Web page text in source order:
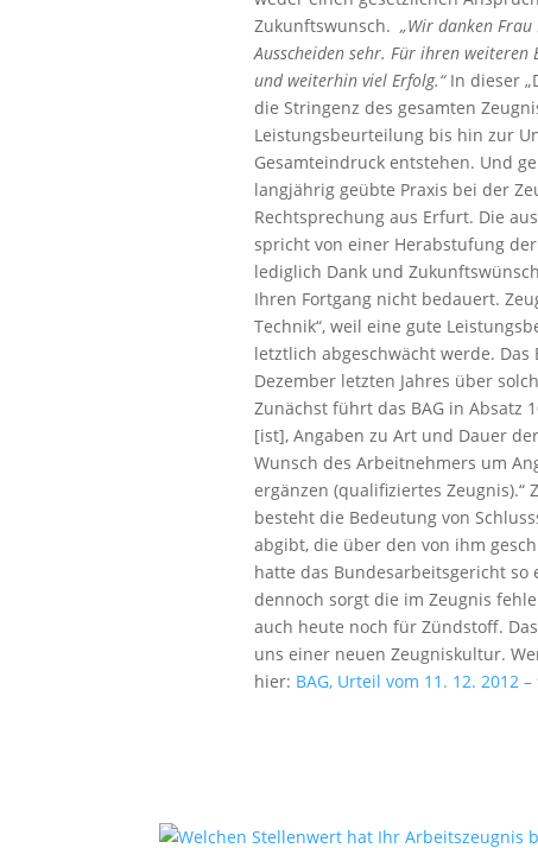
Zukunftswunsch. „Wir danken
Ausscheiden sehr. Für ihren weiteren
und weiterhin viel Erfolg.“In dieser
die Stringenz des gesamten
Leistungsbeurteilung bis hin zur
Gesamteindruck entstehen. Und
langjährig geübte Praxis bei der
Rechtsprechung aus Erfurt. Die
spricht von einer Herabstufung der
lediglich Dank und
Ihren Fortgang nicht bedauert.
Technik“, weil eine gute
letztlich abgeschwächt werde.
Dezember letzten Jahres über
Zunächst führt das BAG in Absatz
[ist], Angaben zu Art und Dauer
Wunsch des Arbeitnehmers um
ergänzen (qualifiziertes Zeugnis).“
besteht die Bedeutung von
abgibt, die über den von ihm
hatte das Bundesarbeitsgericht so
dennoch sorgt die im Zeugnis
auch heute noch für Zündstoff.
uns einer neuen Zeugniskultur.
hier: BAG, Urteil vom 11. 12. 2012 –